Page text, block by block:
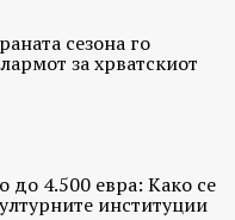
сезона го
за хрватскиот
до 4.500 евра: Како се
институции